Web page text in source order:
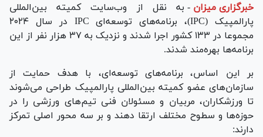
خبرگزاری میزان - به نقل از وب‌سایت کمیته بین‌المللی
پارالمپیک (IPC)، برنامه‌های توسعه‌ای IPC در سال ۲۰۲۴
مجموعا در ۱۳۳ کشور اجرا شدند و نزدیک به ۳۷ هزار نفر از این
برنامه‌ها بهره‌مند شدند.
بر این اساس، برنامه‌های توسعه‌ای، با هدف حمایت از
سازمان‌های عضو کمیته بین‌المللی پارالمپیک طراحی می‌شوند
تا ورزشکاران، مربیان و مسئولان فنی تیم‌های ورزشی را در
حوزه‌ها و سطوح مختلف ارتقا دهند و بر سه محور اصلی تمرکز
دارند: